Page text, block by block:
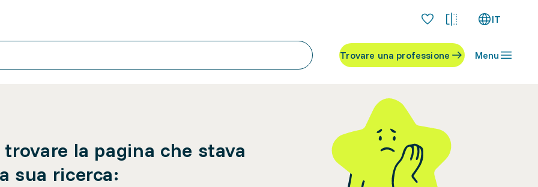
IT
Trovare una professione Menu
la pagina che stava
sua ricerca: